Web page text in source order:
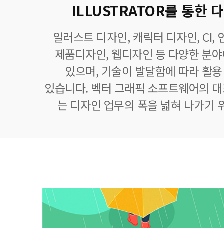
ILLUSTRATOR를 통한
일러스트 디자인, 캐릭터 디자인, CI,
제품디자인, 웹디자인 등 다양한 분
있으며, 기술이 발달함에 따라 활
있습니다. 벡터 그래픽 소프트웨어의
는 디자인 업무의 폭을 넓혀 나가기